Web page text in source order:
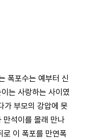
폭포수는 예부터 신
는 사랑하는 사이였
가 부모의 강압에 못
만석이를 몰래 만나
로 이 폭포를 만연폭